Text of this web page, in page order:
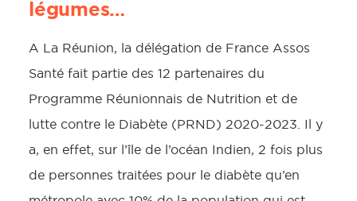
légumes…
A La Réunion, la délégation de France Assos
Santé fait partie des 12 partenaires du
Programme Réunionnais de Nutrition et de
lutte contre le Diabète (PRND) 2020-2023. Il y
a, en effet, sur l’île de l’océan Indien, 2 fois plus
de personnes traitées pour le diabète qu’en